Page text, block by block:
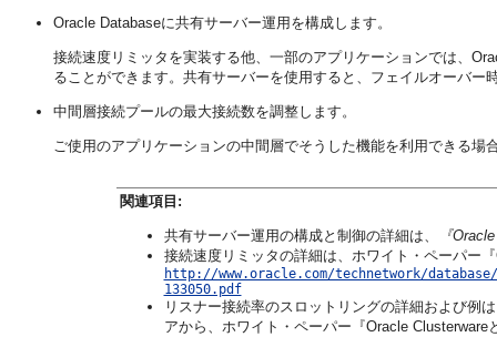
Oracle Databaseに共有サーバー運用を構成します。
接続速度リミッタを実装する他、一部のアプリケーションでは、
ることができます。共有サーバーを使用すると、フェイルオーバ
中間層接続プールの最大接続数を調整します。
ご使用のアプリケーションの中間層でそうした機能を利用できる場
関連項目:
共有サーバー運用の構成と制御の詳細は、
『
接続速度リミッタの詳細は、ホワイト・ペーパー
http://www.oracle.com/technetwork/
133050.pdf
リスナー接続率のスロットリングの詳細および例
アから、ホワイト・ペーパー『Oracle